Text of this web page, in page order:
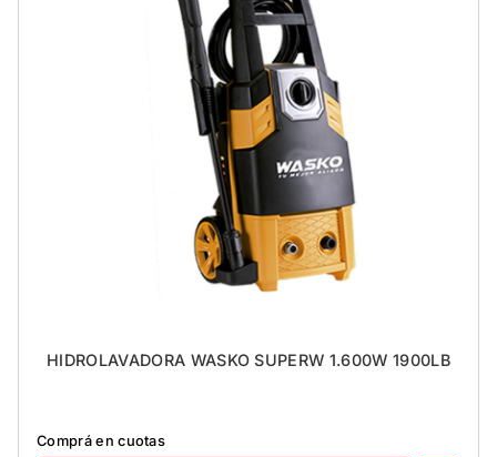
HIDROLAVADORA WASKO SUPERW 1.600W 1900LB
Comprá en cuotas